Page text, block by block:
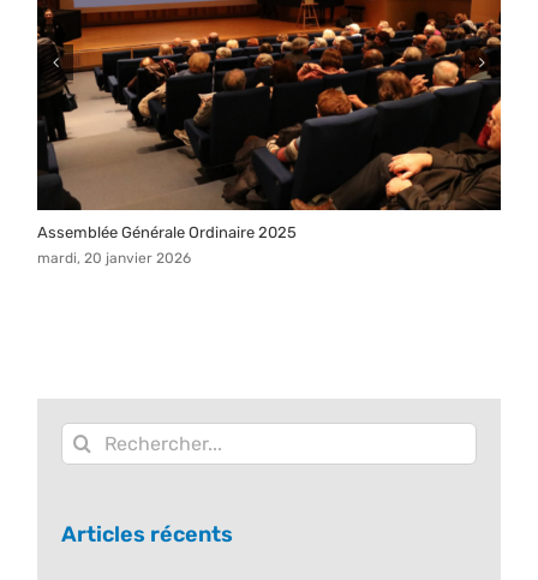
Assemblée Générale Ordinaire 2025
mardi, 20 janvier 2026
Rechercher:
Articles récents